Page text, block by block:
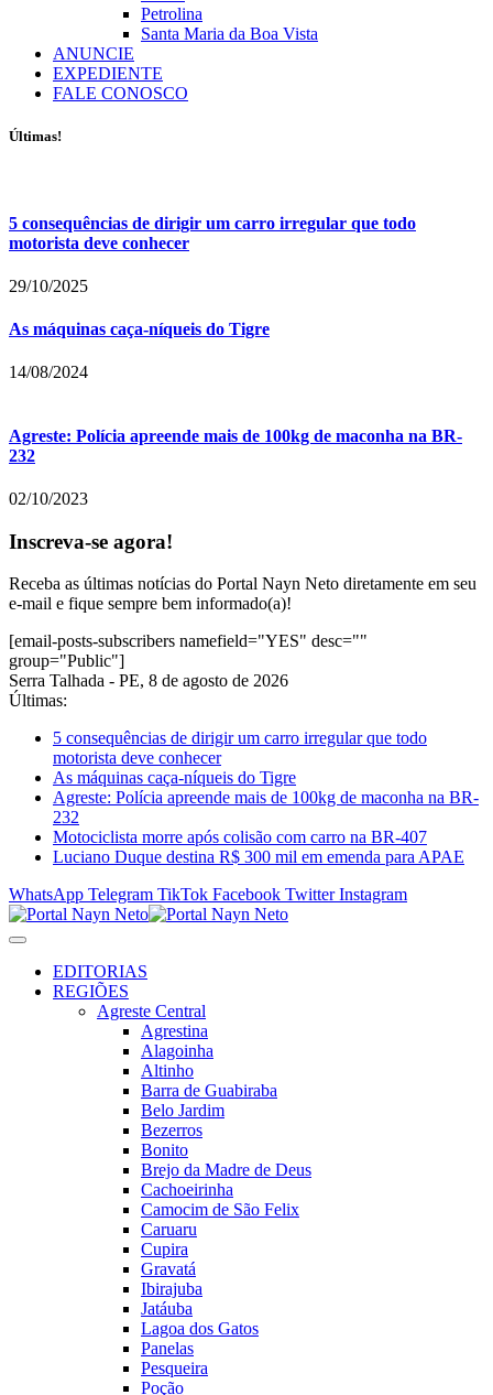
Petrolina
Santa Maria da Boa Vista
ANUNCIE
EXPEDIENTE
FALE CONOSCO
Últimas!
5 consequências de dirigir um carro irregular que todo
motorista deve conhecer
29/10/2025
As máquinas caça-níqueis do Tigre
14/08/2024
Agreste: Polícia apreende mais de 100kg de maconha na BR-
232
02/10/2023
Inscreva-se agora!
Receba as últimas notícias do Portal Nayn Neto diretamente em seu
e-mail e fique sempre bem informado(a)!
[email-posts-subscribers namefield="YES" desc=""
group="Public"]
Serra Talhada - PE, 8 de agosto de 2026
Últimas:
5 consequências de dirigir um carro irregular que todo
motorista deve conhecer
As máquinas caça-níqueis do Tigre
Agreste: Polícia apreende mais de 100kg de maconha na BR-
232
Motociclista morre após colisão com carro na BR-407
Luciano Duque destina R$ 300 mil em emenda para APAE
WhatsApp Telegram TikTok Facebook Twitter Instagram
EDITORIAS
REGIÕES
Agreste Central
Agrestina
Alagoinha
Altinho
Barra de Guabiraba
Belo Jardim
Bezerros
Bonito
Brejo da Madre de Deus
Cachoeirinha
Camocim de São Felix
Caruaru
Cupira
Gravatá
Ibirajuba
Jatáuba
Lagoa dos Gatos
Panelas
Pesqueira
Poção